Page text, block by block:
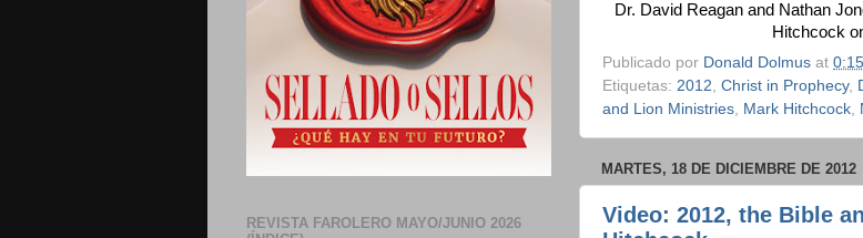
Dr. David Reagan and Nathan
Hitchcock
Publicado por Donald Dolmus at 0:15
Etiquetas: 2012, Christ in Prophecy,
and Lion Ministries, Mark Hitchcock,
MARTES, 18 DE DICIEMBRE DE 2012
Video: 2012, the Bible
REVISTA FAROLERO MAYO/JUNIO 2026